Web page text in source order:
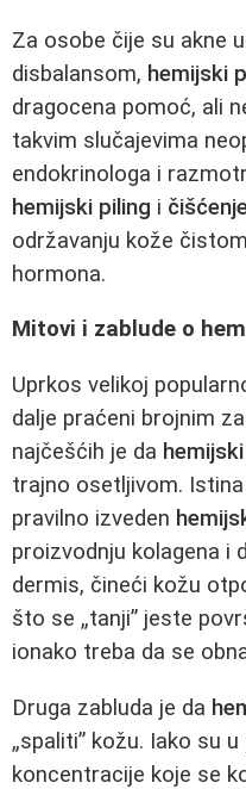
Za osobe čije su akne
disbalansom, hemijski
dragocena pomoć, ali
takvim slučajevima
endokrinologa i
hemijski piling i
održavanju kože
hormona.
Mitovi i zablude o
Uprkos velikoj
dalje praćeni brojnim
najčešćih je da
trajno osetljivom.
pravilno izveden
proizvodnju kolagena i
dermis, čineći kožu
što se „tanji” jeste
ionako treba da se
Druga zabluda je da
„spaliti” kožu. Iako su
koncentracije koje se